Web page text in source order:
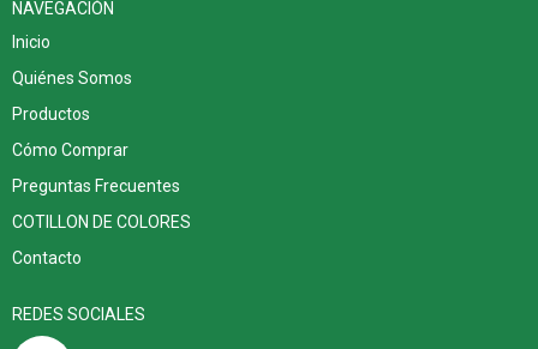
NAVEGACIÓN
Inicio
Quiénes Somos
Productos
Cómo Comprar
Preguntas Frecuentes
COTILLON DE COLORES
Contacto
REDES SOCIALES